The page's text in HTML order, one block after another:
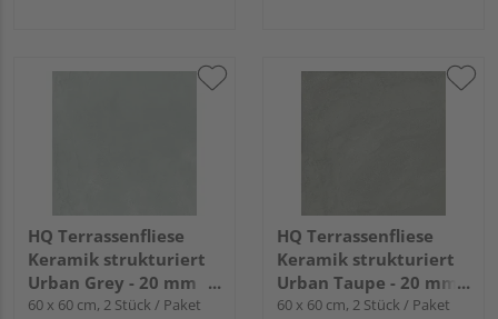
HQ Terrassenfliese
Keramik strukturiert
Urban Grey - 20 mm
stark
60 x 60 cm, 2 Stück / Paket
HQ Terrassenfliese
Keramik strukturiert
Urban Taupe - 20 mm
stark
60 x 60 cm, 2 Stück / Paket